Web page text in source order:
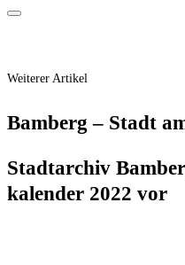
Weiterer Artikel
Bam­berg – Stadt
Stadt­ar­chiv
ka­len­der 2022 vor